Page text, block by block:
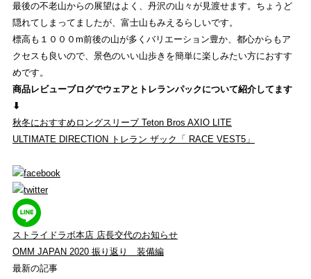
最後の不老山からの展望はよく、丹沢の山々が見渡せます。ちょうど
隠れてしまってましたが、富士山もみえるらしいです。
標高も１０００m前後の山が多くバリエーション豊か、都心からもア
クセスも良いので、景色のいい山歩きを簡単に楽しみたい方におすす
めです。
商品レビューブログでウェアとトレランパックについて紹介してます
⬇︎
秋冬におすすめロングスリーブ Teton Bros AXIO LITE
ULTIMATE DIRECTION トレラン ザック「 RACE VEST5」
ストライドラボ本店 店長交代のお知らせ
OMM JAPAN 2020 振り返り 装備編
最新の記事